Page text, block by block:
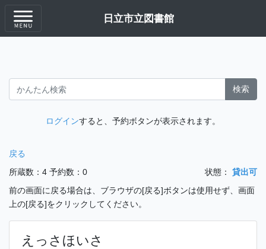
日立市立図書館
検索
ログインすると、予約ボタンが表示されます。
戻る
所蔵数：4 予約数：0 状態：
貸出可
前の画面に戻る場合は、ブラウザの[戻る]ボタンは使用せず、画面
上の[戻る]をクリックしてください。
えっさほいさ